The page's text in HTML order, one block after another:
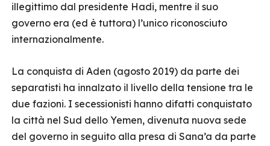
illegittimo dal presidente Hadi, mentre il suo
governo era (ed è tuttora) l’unico riconosciuto
internazionalmente.
La conquista di Aden (agosto 2019) da parte dei
separatisti ha innalzato il livello della tensione tra le
due fazioni. I secessionisti hanno difatti conquistato
la città nel Sud dello Yemen, divenuta nuova sede
del governo in seguito alla presa di Sana’a da parte